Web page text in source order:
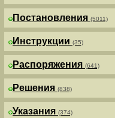
Постановления (5011)
Инструкции (35)
Распоряжения (641)
Решения (838)
Указания (374)